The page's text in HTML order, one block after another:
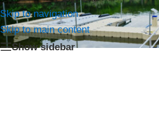
Skip to navigation
Skip to main content
Home/Producten getagged “Bout”
Het enkele resultaat weergeven
Show sidebar